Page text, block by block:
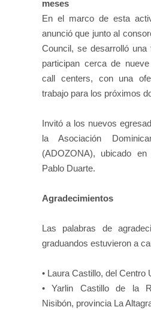
meses
En el marco de esta
anunció que junto al
Council, se desarrolló
participan cerca de
call centers, con una
trabajo para los próximos
Invitó a los nuevos
la Asociación
(ADOZONA), ubicado
Pablo Duarte.
Agradecimientos
Las palabras de
graduandos estuvieron a
• Laura Castillo, del Centro
• Yarlin Castillo de la
Nisibón, provincia La